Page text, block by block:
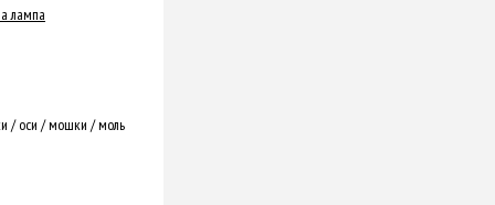
лампа
/ оси / мошки / моль